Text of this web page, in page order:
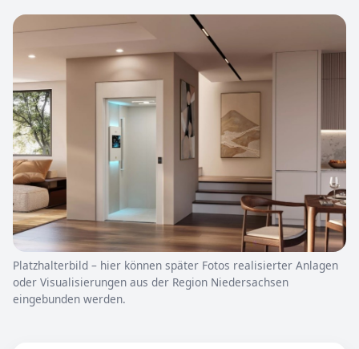
Platzhalterbild – hier können später Fotos realisierter Anlagen
oder Visualisierungen aus der Region Niedersachsen
eingebunden werden.